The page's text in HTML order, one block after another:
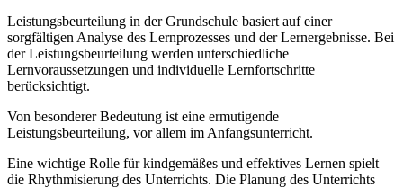
Leistungsbeurteilung in der Grundschule basiert auf einer
sorgfältigen Analyse des Lernprozesses und der Lernergebnisse. Bei
der Leistungsbeurteilung werden unterschiedliche
Lernvoraussetzungen und individuelle Lernfortschritte
berücksichtigt.
Von besonderer Bedeutung ist eine ermutigende
Leistungsbeurteilung, vor allem im Anfangsunterricht.
Eine wichtige Rolle für kindgemäßes und effektives Lernen spielt
die Rhythmisierung des Unterrichts. Die Planung des Unterrichts